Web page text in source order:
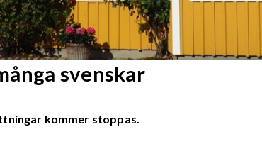
svenskar
kommer stoppas.